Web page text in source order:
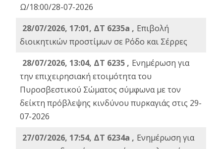
Ω/18:00/28-07-2026
28/07/2026, 17:01, ΔΤ 6235a , Eπιβολή
διοικητικών προστίμων σε Ρόδο και Σέρρες
28/07/2026, 13:04, ΔΤ 6235 , Ενημέρωση για
την επιχειρησιακή ετοιμότητα του
Πυροσβεστικού Σώματος σύμφωνα με τον
δείκτη πρόβλεψης κινδύνου πυρκαγιάς στις 29-
07-2026
27/07/2026, 17:54, ΔΤ 6234a , Ενημέρωση για